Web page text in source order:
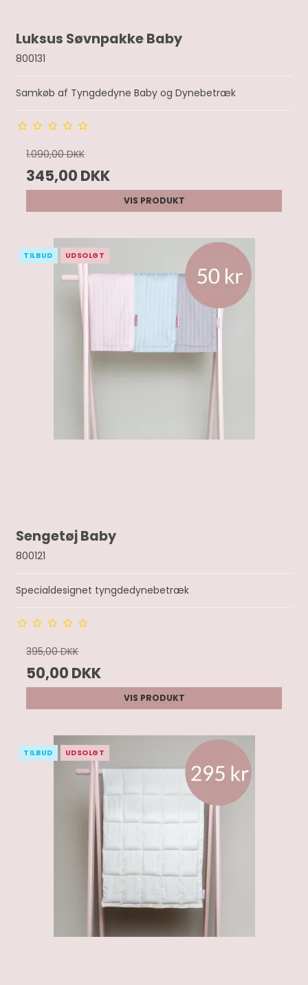
Luksus Søvnpakke Baby
800131
Samkøb af Tyngdedyne Baby og Dynebetræk
1.090,00 DKK
345,00 DKK
VIS PRODUKT
TILBUD UDSOLGT
Sengetøj Baby
800121
Specialdesignet tyngdedynebetræk
395,00 DKK
50,00 DKK
VIS PRODUKT
TILBUD UDSOLGT